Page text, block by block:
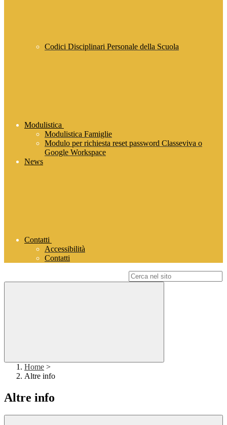
Codici Disciplinari Personale della Scuola
Modulistica
Modulistica Famiglie
Modulo per richiesta reset password Classeviva o
Google Workspace
News
Contatti
Accessibilità
Contatti
Home >
Altre info
Altre info